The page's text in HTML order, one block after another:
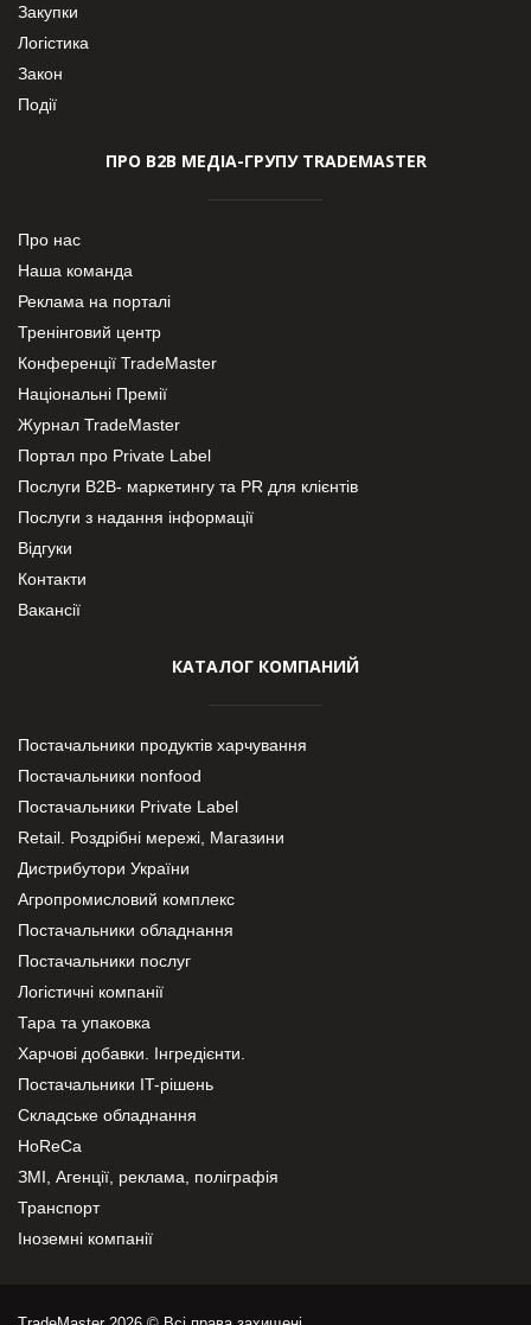
Закупки
Логістика
Закон
Події
ПРО В2В МЕДІА-ГРУПУ TRADEMASTER
Про нас
Наша команда
Реклама на порталі
Тренінговий центр
Конференції TradeMaster
Національні Премії
Журнал TradeMaster
Портал про Private Label
Послуги В2В- маркетингу та PR для клієнтів
Послуги з надання інформації
Відгуки
Контакти
Вакансії
КАТАЛОГ КОМПАНИЙ
Постачальники продуктів харчування
Постачальники nonfood
Постачальники Private Label
Retail. Роздрібні мережі, Магазини
Дистрибутори України
Агропромисловий комплекс
Постачальники обладнання
Постачальники послуг
Логістичні компанії
Тара та упаковка
Харчові добавки. Інгредієнти.
Постачальники IT-рішень
Складське обладнання
HoReCa
ЗМІ, Агенції, реклама, поліграфія
Транспорт
Іноземні компанії